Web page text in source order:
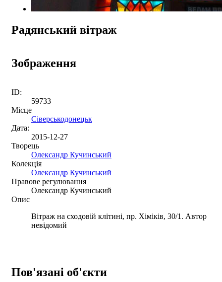
Радянський вітраж
Зображення
ID:
59733
Місце
Сіверськодонецьк
Дата:
2015-12-27
Творець
Олександр Кучинський
Колекція
Олександр Кучинський
Правове регулювання
Олександр Кучинський
Опис
Вітраж на сходовій клітині, пр. Хіміків, 30/1. Автор
невідомий
Пов'язані об'єкти